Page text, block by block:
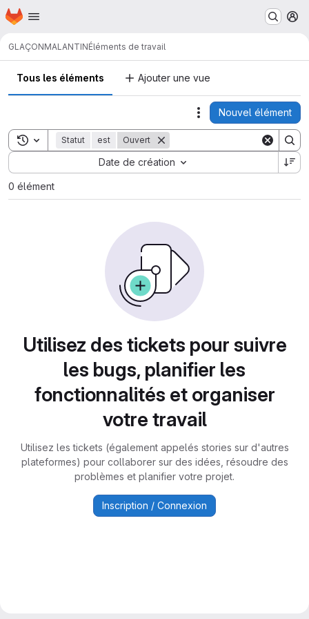
Passer au contenu principal
Page d'accueil
GLAÇONMALANTINÉléments de travail
Tous les éléments Ajouter une vue
Actions
Nouvel élément
Toggle search history
Statut est Ouvert
Date de création
Sort by:
0 élément
Utilisez des tickets pour suivre
les bugs, planifier les
fonctionnalités et organiser
votre travail
Utilisez les tickets (également appelés stories sur d'autres
plateformes) pour collaborer sur des idées, résoudre des
problèmes et planifier votre projet.
Inscription / Connexion